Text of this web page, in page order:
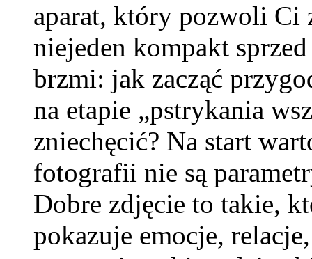
aparat, który pozwoli Ci
niejeden kompakt
brzmi: jak zacząć
na etapie „pstrykania
zniechęcić? Na start
fotografii nie są
Dobre zdjęcie to takie,
pokazuje emocje,